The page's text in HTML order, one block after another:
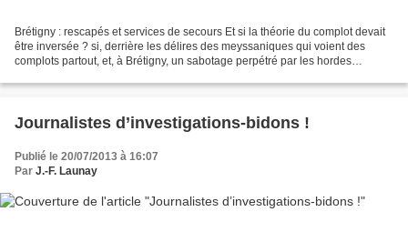
Brétigny : rescapés et services de secours Et si la théorie du complot devait
être inversée ? si, derrière les délires des meyssaniques qui voient des
complots partout, et, à Brétigny, un sabotage perpétré par les hordes
Journalistes d’investigations-bidons !
Publié le 20/07/2013 à 16:07
Par J.-F. Launay